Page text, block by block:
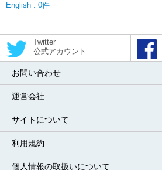
English : 0件
Twitter
公式アカウント
お問い合わせ
運営会社
サイトについて
利用規約
個人情報の取扱いについて